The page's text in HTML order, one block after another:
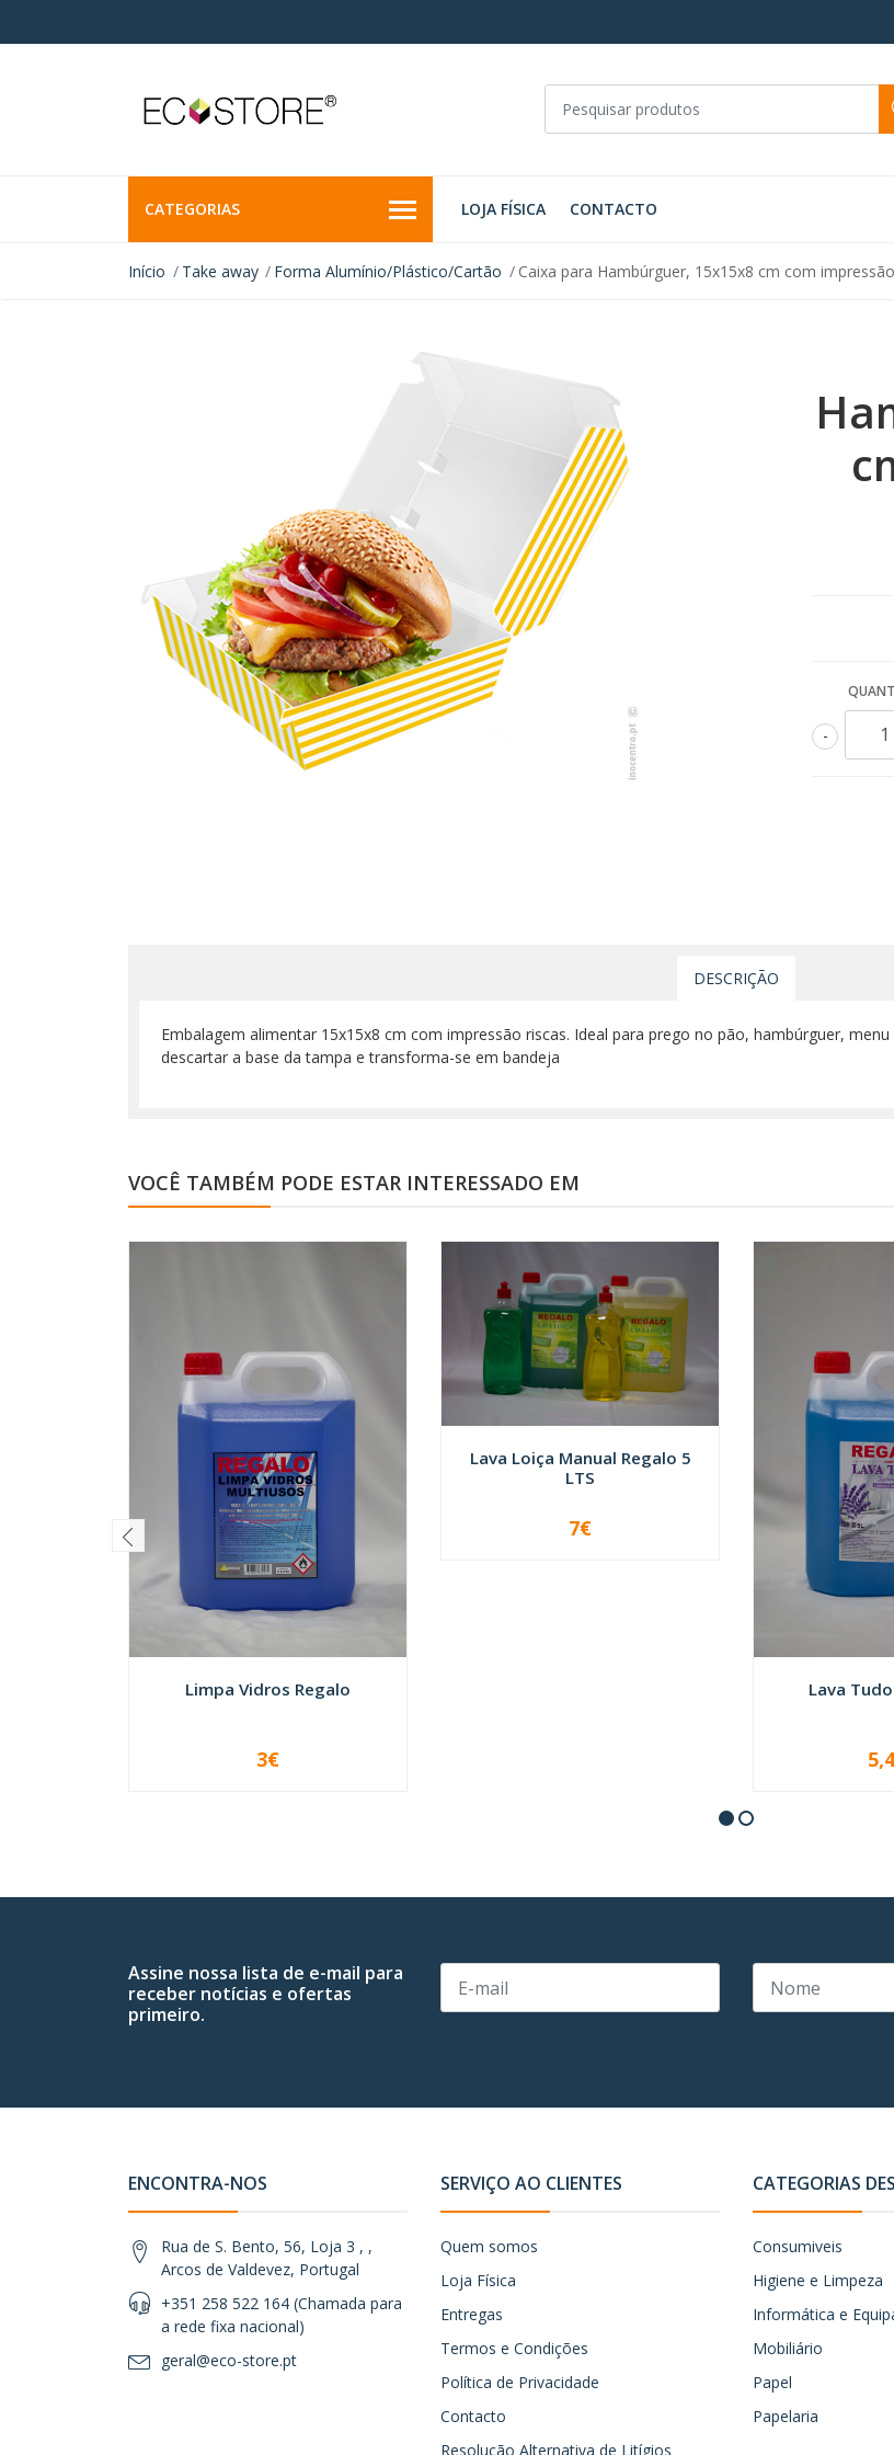
CATEGORIAS LOJA FÍSICA CONTACTO
Início Take away Forma Alumínio/Plástico/Cartão Caixa para Hambúrguer, 15x15x8 cm com
-
DESCRIÇÃO
Embalagem alimentar 15x15x8 cm com impressão riscas. Ideal para prego no pão, hambúrguer,
descartar a base da tampa e transforma-se em bandeja
VOCÊ TAMBÉM PODE ESTAR INTERESSADO EM
Limpa Vidros Regalo
VER OPÇÕES
3€
Lava Loiça Manual Regalo 5
LTS
7€
Lava
VER
Assine nossa lista de e-mail para
receber notícias e ofertas
primeiro.
ENCONTRA-NOS
Rua de S. Bento, 56, Loja 3 , ,
Arcos de Valdevez, Portugal
+351 258 522 164 (Chamada para
a rede fixa nacional)
geral@eco-store.pt
SERVIÇO AO CLIENTES
Quem somos
Loja Física
Entregas
Termos e Condições
Política de Privacidade
Contacto
Resolução Alternativa de Litígios
CATEGORIAS
Consumiveis
Higiene e Limpeza
Informática e
Mobiliário
Papel
Papelaria